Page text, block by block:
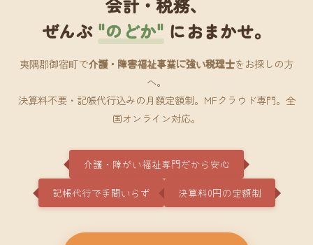
ぜんぶ "のどか" におまかせ。
夷隅郡御宿町で介護・障害福祉事業に強い税理士をお探しの方
へ。
決算料不要・記帳代行込みの月額定額制。MFクラウド専門。全
国オンライン対応。
介護・障がい福祉専門だから安心
記帳代行で手間いらず 決算料0円の定額制